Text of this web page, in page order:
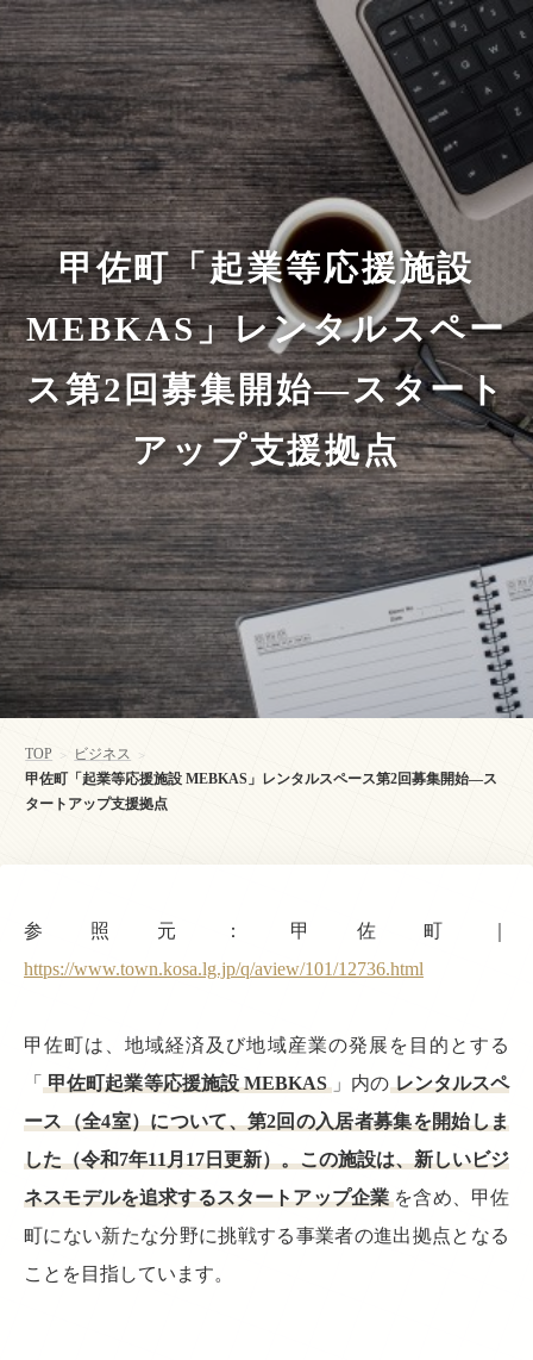
甲佐町「起業等応援施設
MEBKAS」レンタルスペー
ス第2回募集開始—スタート
アップ支援拠点
TOP > ビジネス >
甲佐町「起業等応援施設 MEBKAS」レンタルスペース第2回募集開始—ス
タートアップ支援拠点
参照元：甲佐町｜
https://www.town.kosa.lg.jp/q/aview/101/12736.html
甲佐町は、地域経済及び地域産業の発展を目的とする
「 甲佐町起業等応援施設 MEBKAS 」内の レンタルスペ
ース（全4室）について、第2回の入居者募集を開始しま
した（令和7年11月17日更新）。この施設は、新しいビジ
ネスモデルを追求するスタートアップ企業 を含め、甲佐
町にない新たな分野に挑戦する事業者の進出拠点となる
ことを目指しています。